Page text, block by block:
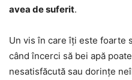
avea de suferit.
Un vis în care îți este foarte
când încerci să bei apă
nesatisfăcută sau dorințe